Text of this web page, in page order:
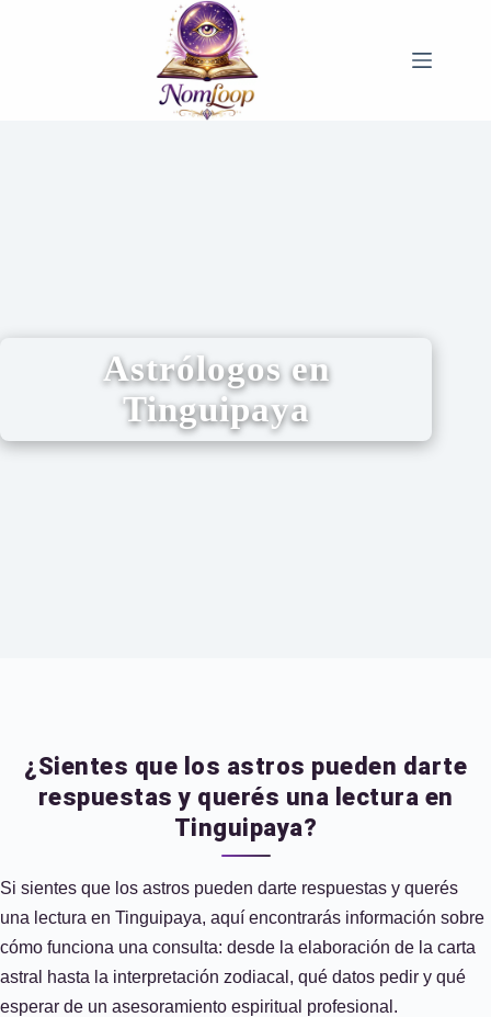
Astrólogos en
Tinguipaya
¿Sientes que los astros pueden darte
respuestas y querés una lectura en
Tinguipaya?
Si sientes que los astros pueden darte respuestas y querés
una lectura en Tinguipaya, aquí encontrarás información sobre
cómo funciona una consulta: desde la elaboración de la carta
astral hasta la interpretación zodiacal, qué datos pedir y qué
esperar de un asesoramiento espiritual profesional.